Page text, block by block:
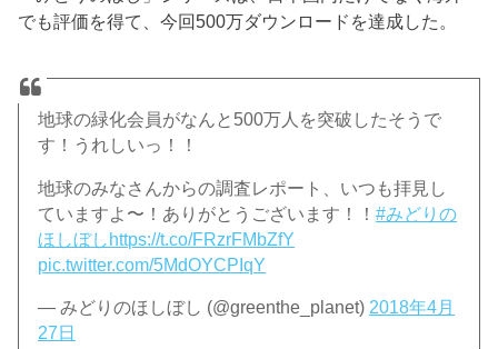
でも評価を得て、今回500万ダウンロードを達成した。
地球の緑化会員がなんと500万人を突破したそうで
す！うれしいっ！！
地球のみなさんからの調査レポート、いつも拝見し
ていますよ〜！ありがとうございます！！#みどりの
ほしぼし https://t.co/FRzrFMbZfY
pic.twitter.com/5MdOYCPIqY
— みどりのほしぼし (@greenthe_planet) 2018年4月
27日